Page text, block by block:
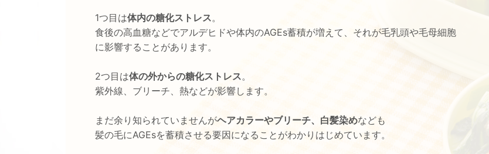
1つ目は体内の糖化ストレス。
食後の高血糖などでアルデヒドや体内のAGEs蓄積が増えて、それが毛乳頭や毛母細胞
に影響することがあります。
2つ目は体の外からの糖化ストレス。
紫外線、ブリーチ、熱などが影響します。
まだ余り知られていませんがヘアカラーやブリーチ、白髪染めなども
髪の毛にAGEsを蓄積させる要因になることがわかりはじめています。